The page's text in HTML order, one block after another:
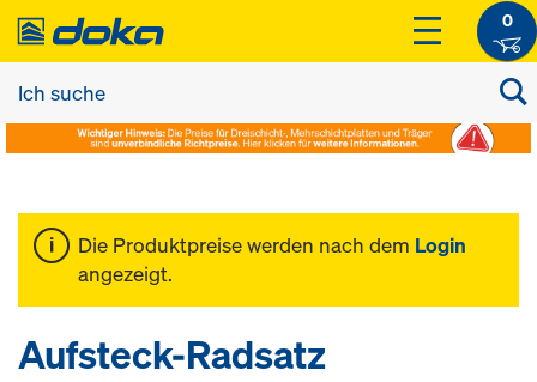
0
Die Produktpreise werden nach dem Login
angezeigt.
Aufsteck-Radsatz